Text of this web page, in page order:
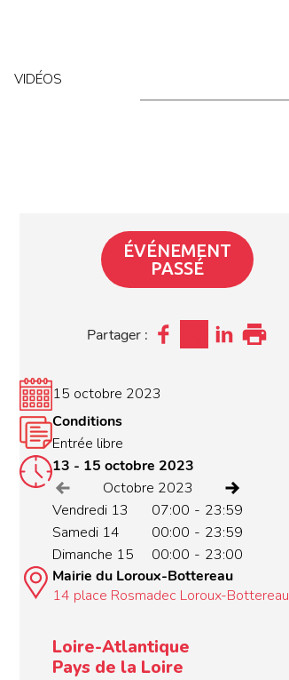
VIDÉOS
ÉVÉNEMENT
PASSÉ
Partager :
15 octobre 2023
Conditions
Entrée libre
13 - 15 octobre 2023
Voir le mois précédent
Octobre 2023
Vendredi 13
07:00 - 23:59
Samedi 14
00:00 - 23:59
Dimanche 15
00:00 - 23:00
Mairie du Loroux-Bottereau
14 place Rosmadec Loroux-Bottereau
Loire-Atlantique
Pays de la Loire